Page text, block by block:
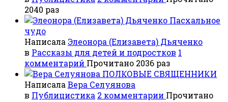
2040 раз
Пасхальное
чудо
Написала Элеонора (Елизавета) Дьяченко
в Рассказы для детей и подростков 1
комментарий Прочитано 2036 раз
ПОЛКОВЫЕ СВЯЩЕННИКИ
НаписалаВера Селуянова
в Публицистика 2 комментарии Прочитано